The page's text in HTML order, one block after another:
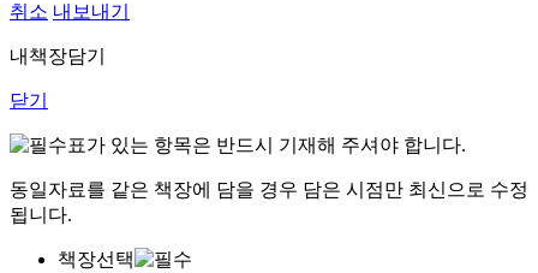
취소 내보내기
내책장담기
닫기
표가 있는 항목은 반드시 기재해 주셔야 합니다.
동일자료를 같은 책장에 담을 경우 담은 시점만 최신으로 수정
됩니다.
책장선택